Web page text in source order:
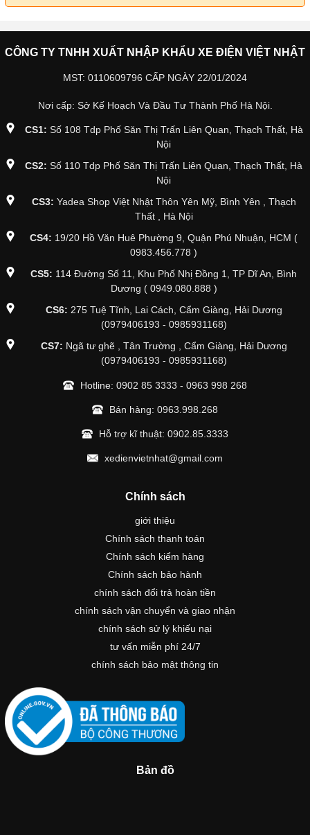
CÔNG TY TNHH XUẤT NHẬP KHẨU XE ĐIỆN VIỆT NHẬT
MST: 0110609796 CẤP NGÀY 22/01/2024
Nơi cấp: Sở Kế Hoạch Và Đầu Tư Thành Phố Hà Nội.
CS1: Số 108 Tdp Phố Săn Thị Trấn Liên Quan, Thạch Thất, Hà
Nội
CS2: Số 110 Tdp Phố Săn Thị Trấn Liên Quan, Thạch Thất, Hà
Nội
CS3: Yadea Shop Việt Nhật Thôn Yên Mỹ, Bình Yên , Thạch
Thất , Hà Nội
CS4: 19/20 Hồ Văn Huê Phường 9, Quận Phú Nhuận, HCM (
0983.456.778 )
CS5: 114 Đường Số 11, Khu Phố Nhị Đồng 1, TP Dĩ An, Bình
Dương ( 0949.080.888 )
CS6: 275 Tuệ Tĩnh, Lai Cách, Cẩm Giàng, Hải Dương
(0979406193 - 0985931168)
CS7: Ngã tư ghẽ , Tân Trường , Cẩm Giàng, Hải Dương
(0979406193 - 0985931168)
Hotline: 0902 85 3333 - 0963 998 268
Bán hàng: 0963.998.268
Hỗ trợ kĩ thuật: 0902.85.3333
xedienvietnhat@gmail.com
Chính sách
giới thiệu
Chính sách thanh toán
Chính sách kiểm hàng
Chính sách bảo hành
chính sách đổi trả hoàn tiền
chính sách vận chuyển và giao nhận
chính sách sử lý khiếu nại
tư vấn miễn phí 24/7
chính sách bảo mật thông tin
Bản đồ